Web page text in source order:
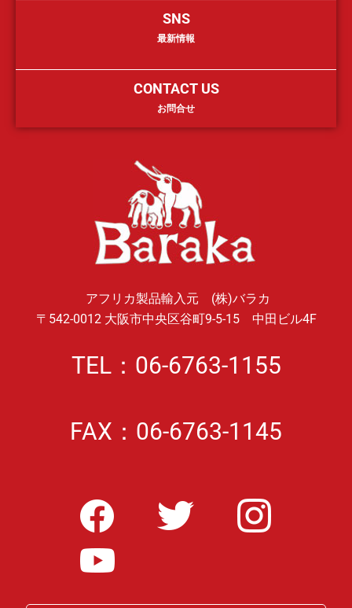
SNS
最新情報
CONTACT US
お問合せ
アフリカ製品輸入元 (株)バラカ
〒542-0012 大阪市中央区谷町9-5-15 中田ビル4F
TEL：06-6763-1155
FAX：06-6763-1145